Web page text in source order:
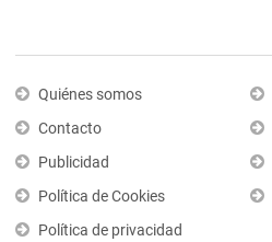
Quiénes somos
Contacto
Publicidad
Política de Cookies
Política de privacidad